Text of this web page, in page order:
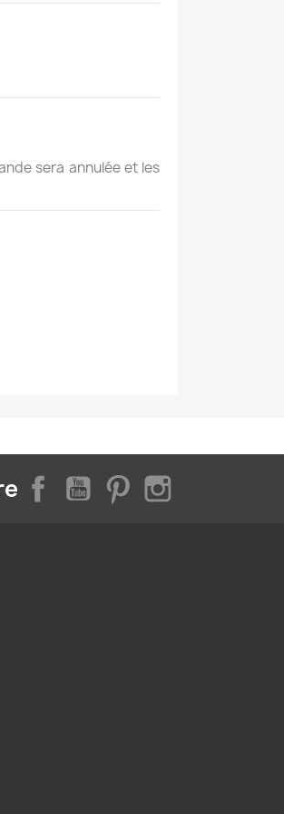
sera annulée et les
FacebookYouTubePinterest